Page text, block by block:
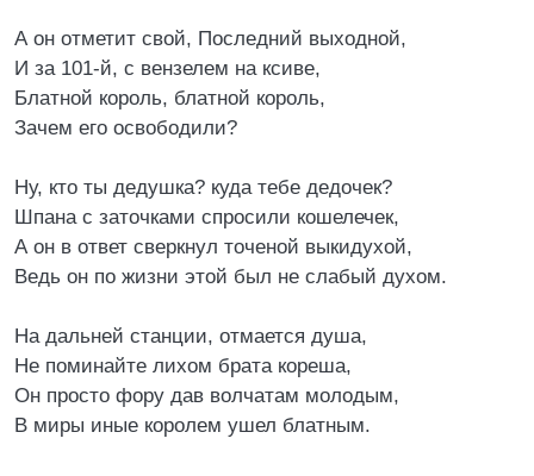
А он отметит свой, Последний выходной,
И за 101-й, с вензелем на ксиве,
Блатной король, блатной король,
Зачем его освободили?
Ну, кто ты дедушка? куда тебе дедочек?
Шпана с заточками спросили кошелечек,
А он в ответ сверкнул точеной выкидухой,
Ведь он по жизни этой был не слабый духом.
На дальней станции, отмается душа,
Не поминайте лихом брата кореша,
Он просто фору дав волчатам молодым,
В миры иные королем ушел блатным.